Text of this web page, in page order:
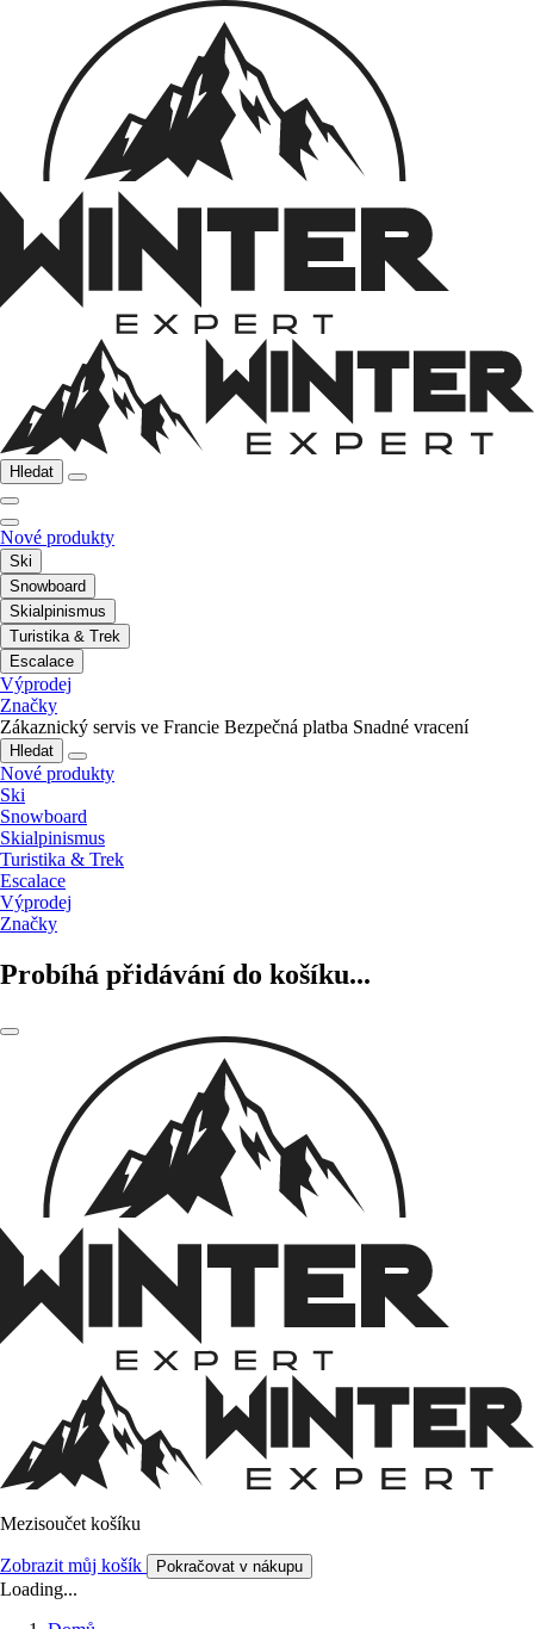
Hledat
Nové produkty
Ski
Snowboard
Skialpinismus
Turistika & Trek
Escalace
Výprodej
Značky
Zákaznický servis ve Francie Bezpečná platba Snadné vracení
Hledat
Nové produkty
Ski
Snowboard
Skialpinismus
Turistika & Trek
Escalace
Výprodej
Značky
Probíhá přidávání do košíku...
Mezisoučet košíku
Zobrazit můj košík Pokračovat v nákupu
Loading...